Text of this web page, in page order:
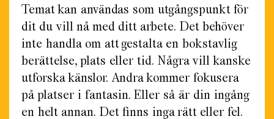
Temat kan användas som utgångspunkt för
dit du vill nå med ditt arbete. Det behöver
inte handla om att gestalta en bokstavlig
berättelse, plats eller tid. Några vill kanske
utforska känslor. Andra kommer fokusera
på platser i fantasin. Eller så är din ingång
en helt annan. Det finns inga rätt eller fel.